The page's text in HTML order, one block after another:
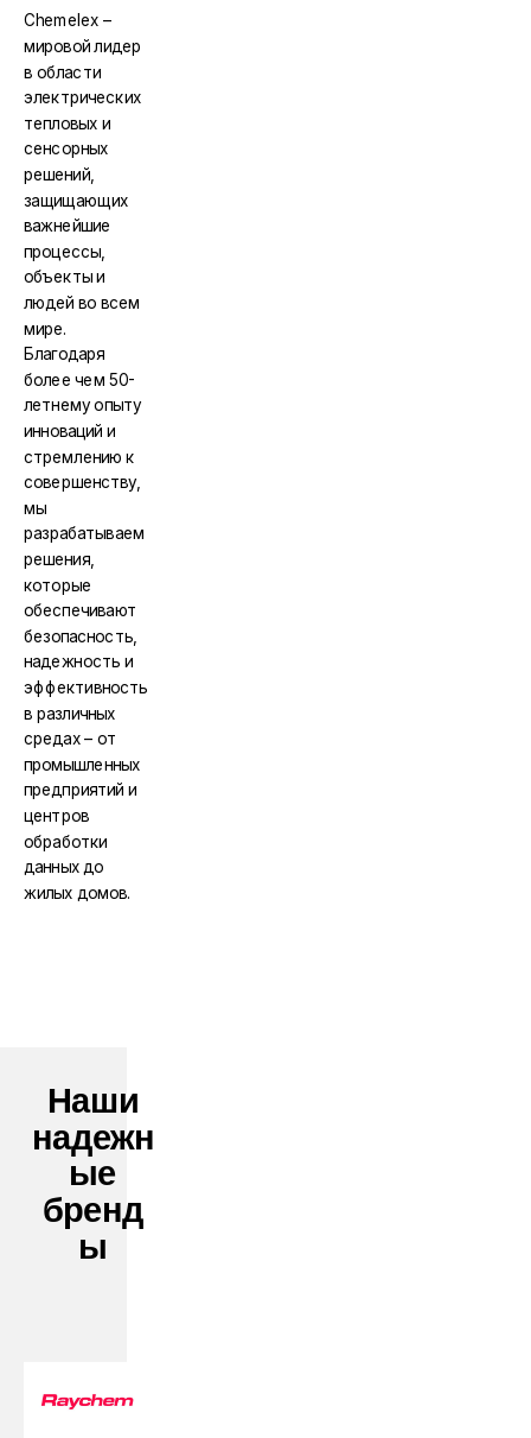
Chemelex –
мировой лидер
в области
электрических
тепловых и
сенсорных
решений,
защищающих
важнейшие
процессы,
объекты и
людей во всем
мире.
Благодаря
более чем 50-
летнему опыту
инноваций и
стремлению к
совершенству,
мы
разрабатываем
решения,
которые
обеспечивают
безопасность,
надежность и
эффективность
в различных
средах – от
промышленных
предприятий и
центров
обработки
данных до
жилых домов.
Наши
надежн
ые
бренд
ы